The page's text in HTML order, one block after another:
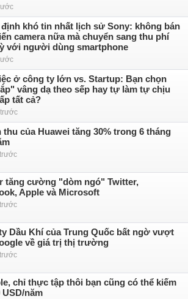
khó tin nhất lịch sử Sony: không bán
camera nữa mà chuyển sang thu phí
với người dùng smartphone
ở công ty lớn vs. Startup: Bạn chọn
vâng dạ theo sếp hay tự làm tự chịu
tất cả?
thu của Huawei tăng 30% trong 6 tháng
tăng cường "dòm ngó" Twitter,
Apple và Microsoft
Dầu Khí của Trung Quốc bất ngờ vượt
về giá trị thị trường
chỉ thực tập thôi bạn cũng có thể kiếm
USD/năm